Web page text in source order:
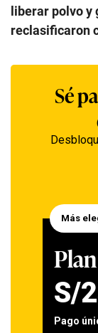
liberar polvo y
reclasificaron